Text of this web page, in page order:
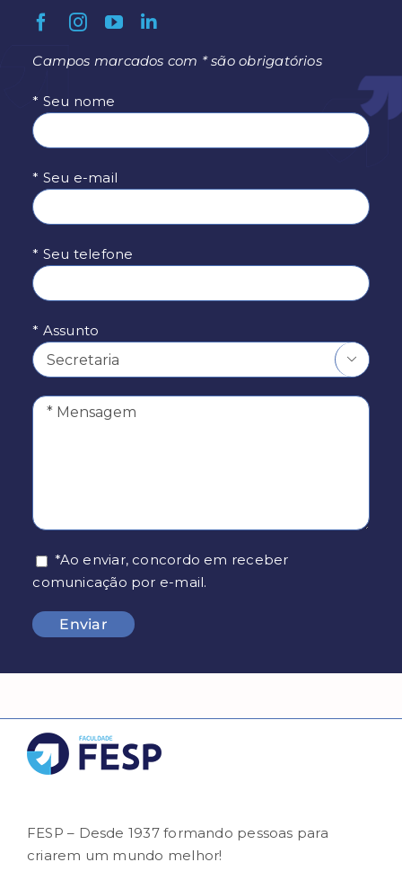
Campos marcados com * são obrigatórios
* Seu nome
* Seu e-mail
* Seu telefone
* Assunto

*Ao enviar, concordo em receber
comunicação por e-mail.
FESP – Desde 1937 formando pessoas para
criarem um mundo melhor!